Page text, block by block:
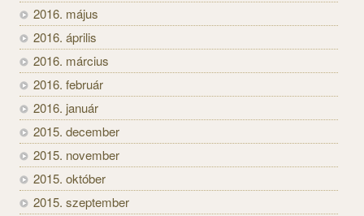
2016. május
2016. április
2016. március
2016. február
2016. január
2015. december
2015. november
2015. október
2015. szeptember